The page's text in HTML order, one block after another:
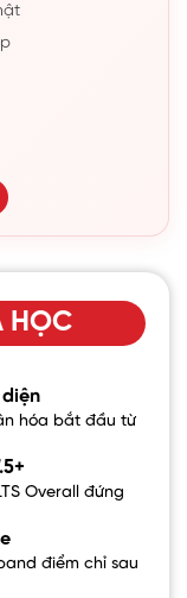
HỌC
diện
hóa bắt đầu từ
Overall đứng
điểm chỉ sau